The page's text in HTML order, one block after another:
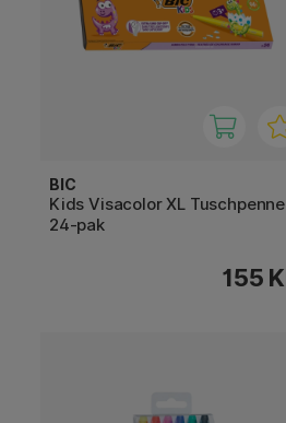
BIC
Kids Visacolor XL Tuschpenne
24-pak
155